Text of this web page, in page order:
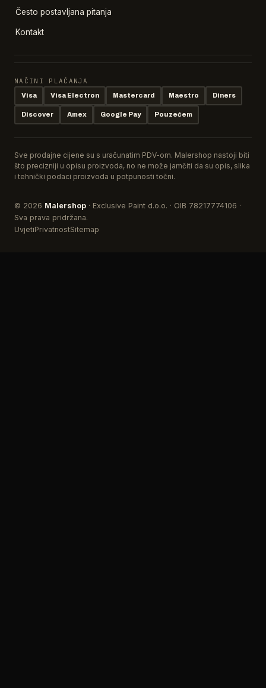
Često postavljana pitanja
Kontakt
NAČINI PLAĆANJA
Visa Visa Electron Mastercard Maestro Diners
Discover Amex Google Pay Pouzećem
Sve prodajne cijene su s uračunatim PDV-om. Malershop nastoji biti
što precizniji u opisu proizvoda, no ne može jamčiti da su opis, slika
i tehnički podaci proizvoda u potpunosti točni.
© 2026 Malershop · Exclusive Paint d.o.o. · OIB 78217774106 ·
Sva prava pridržana.
UvjetiPrivatnostSitemap